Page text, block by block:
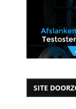
SITE